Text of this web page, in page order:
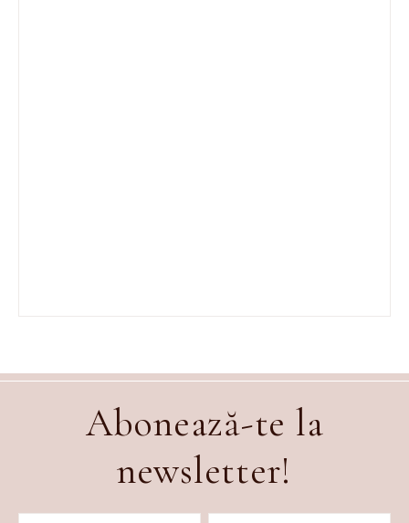
Abonează-te la
newsletter!